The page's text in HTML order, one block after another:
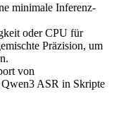
minimale Inferenz-
oder CPU für
Präzision, um
von
ASR in Skripte